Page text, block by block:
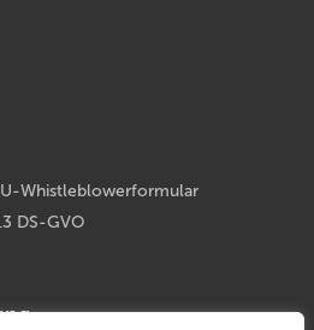
Whistleblowerformular
DS-GVO